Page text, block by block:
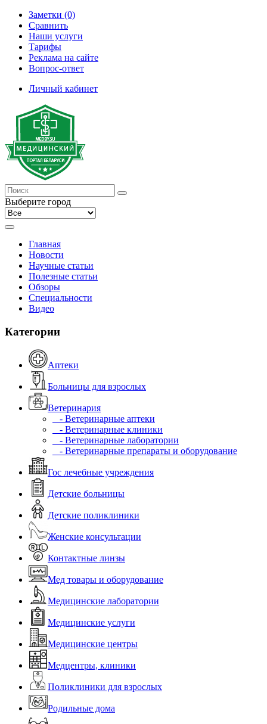
Заметки (0)
Сравнить
Наши услуги
Тарифы
Реклама на сайте
Вопрос-ответ
Личный кабинет
Выберите город
Главная
Новости
Научные статьи
Полезные статьи
Обзоры
Специальности
Видео
Категории
Аптеки
Больницы для взрослых
Ветеринария
- Ветеринарные аптеки
- Ветеринарные клиники
- Ветеринарные лаборатории
- Ветеринарные препараты и оборудование
Гос лечебные учреждения
Детские больницы
Детские поликлиники
Женские консультации
Контактные линзы
Мед товары и оборудование
Медицинские лаборатории
Медицинские услуги
Медицинские центры
Медцентры, клиники
Поликлиники для взрослых
Родильные дома